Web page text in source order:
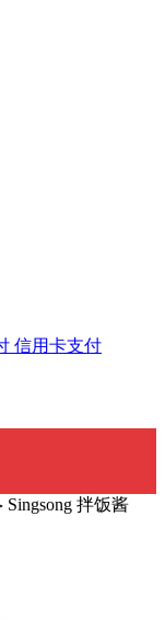
信用卡支付
Singsong 拌饭酱